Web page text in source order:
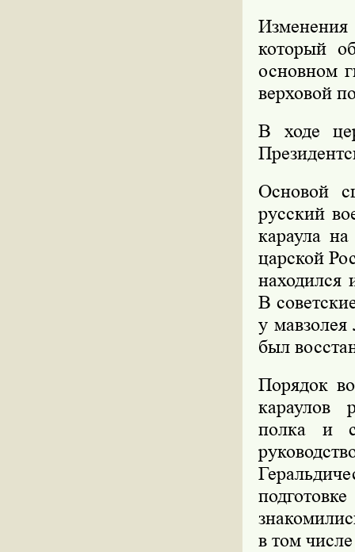
Изменения
который
основном
верховой
В ходе
Основой
русский
караула
царской
находился
В
у
был
Порядок
караулов
полка и
в том